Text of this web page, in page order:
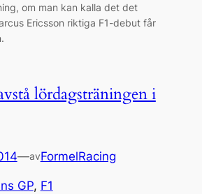
om man kan kalla det det
Ericsson riktiga F1-debut får
lördagsträningen i
—avFormelRacing
GP, F1